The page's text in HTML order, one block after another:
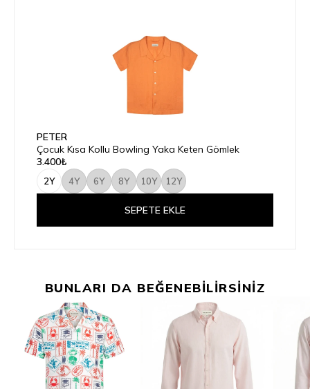
PETER
Çocuk Kısa Kollu Bowling Yaka Keten Gömlek
3.400₺
2Y 4Y 6Y 8Y 10Y 12Y
SEPETE EKLE
BUNLARI DA BEĞENEBİLİRSİNİZ